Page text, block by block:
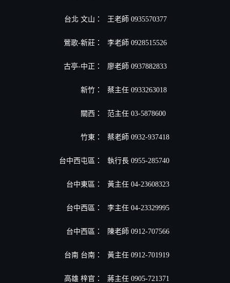
台北 文山： 王老師 0935570377
鶯歌-新莊： 李老師 0928515526
古亭-中正： 廖老師 0937882833
新竹： 蔡主任 0933263018
關西： 范主任 03-5878600
竹東： 蔡老師 0932-937418
台中西屯區： 執行長 0955-285740
台中東區： 黃主任 04-23608323
台中西區： 李主任 04-23329995
台中西區： 陳老師 0912-707566
台南 台南： 黃主任 0912-701919
高雄 梓官： 蔣主任 0905-721371